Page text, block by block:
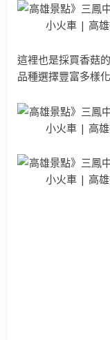
這裡也是採買香菇
品種選擇豐富多樣